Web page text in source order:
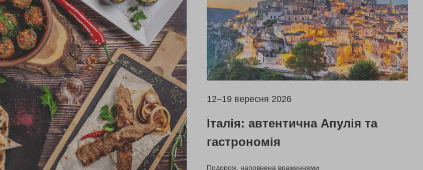
12–19 вересня 2026
Італія: автентична Апулія та
гастрономія
Подорож, наповнена враженнями